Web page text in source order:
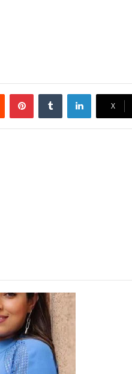
‫X
لينكدإن